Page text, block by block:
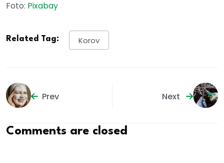
Foto: Pixabay
Related Tag: Korov
Prev Next
Comments are closed